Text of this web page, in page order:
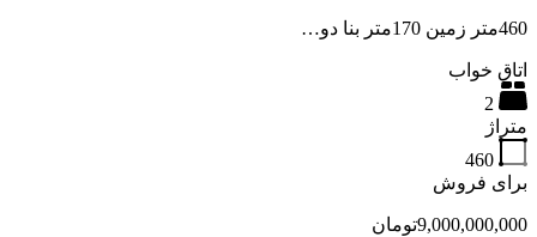
460متر زمین 170متر بنا دو…
اتاق خواب
2
متراژ
460
برای فروش
9,000,000,000تومان